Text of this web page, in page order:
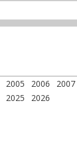
2005 2006 2007
2025 2026